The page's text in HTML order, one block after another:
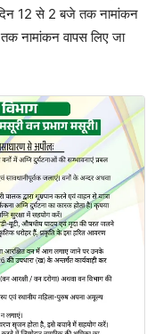
12 से 2 बजे तक नामांकन
नामांकन वापस लिए जा